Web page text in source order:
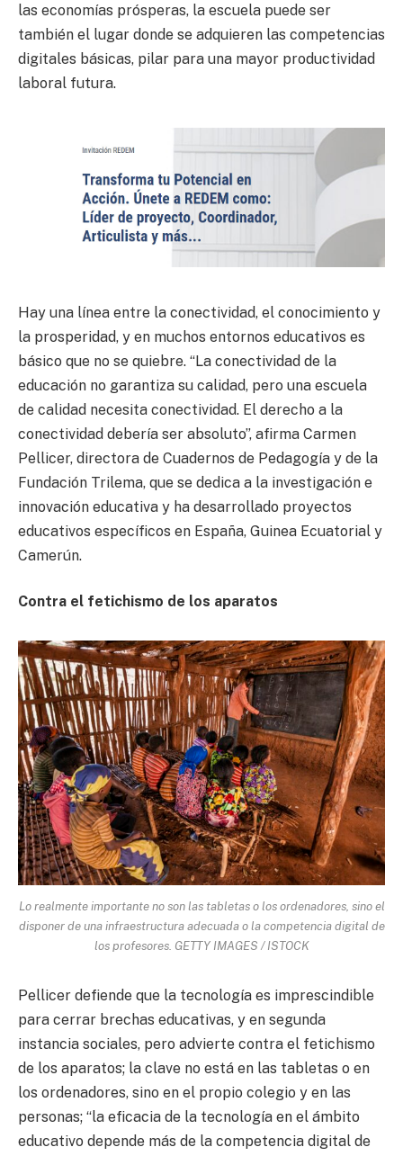
las economías prósperas, la escuela puede ser
también el lugar donde se adquieren las competencias
digitales básicas, pilar para una mayor productividad
laboral futura.
Hay una línea entre la conectividad, el conocimiento y
la prosperidad, y en muchos entornos educativos es
básico que no se quiebre. “La conectividad de la
educación no garantiza su calidad, pero una escuela
de calidad necesita conectividad. El derecho a la
conectividad debería ser absoluto”, afirma Carmen
Pellicer, directora de Cuadernos de Pedagogía y de la
Fundación Trilema, que se dedica a la investigación e
innovación educativa y ha desarrollado proyectos
educativos específicos en España, Guinea Ecuatorial y
Camerún.
Contra el fetichismo de los aparatos
Lo realmente importante no son las tabletas o los ordenadores, sino el
disponer de una infraestructura adecuada o la competencia digital de
los profesores. GETTY IMAGES / ISTOCK
Pellicer defiende que la tecnología es imprescindible
para cerrar brechas educativas, y en segunda
instancia sociales, pero advierte contra el fetichismo
de los aparatos; la clave no está en las tabletas o en
los ordenadores, sino en el propio colegio y en las
personas; “la eficacia de la tecnología en el ámbito
educativo depende más de la competencia digital de